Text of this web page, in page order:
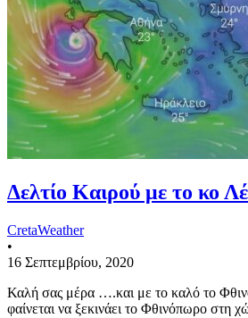
Δελτίο Καιρού με το κο
CretaWeather
•
16 Σεπτεμβρίου, 2020
Καλή σας μέρα ….και με το καλό το
φαίνεται να ξεκινάει το Φθινόπωρο στη